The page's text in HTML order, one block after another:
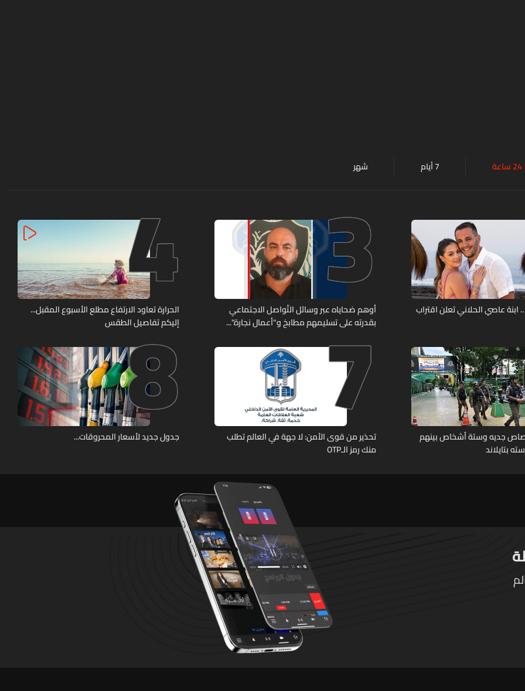
24 ساعة 7 أيام شهر
عاصي الحلاني تعلن اقتراب
3
أوهم ضحاياه عبر وسائل التّواصل الاجتماعي
بقدرته على تسليمهم مطابخ و"أعمال نجارة"...
4
الحرارة تعاود الارتفاع مطلع الأسبوع المقبل...
إليكم تفاصيل الطقس
جديه وستة أشخاص بينهم
بتايلاند
7
تحذير من قوى الأمن: لا جهة في العالم تطلب
منك رمز الـOTP
8
جدول جديد لأسعار المحروقات...